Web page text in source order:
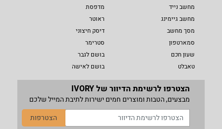
מחשב נייד
מחשב גיימינג
מסך מחשב
סמארטפון
שעון חכם
טאבלט
מדפסת
ראוטר
דיסק חיצוני
סטרימר
בושם לגבר
בושם לאישה
הצטרפו לרשימת הדיוור של IVORY
מבצעים, הטבות ומוצרים חמים ישירות לתיבת המייל שלכם
הצטרפות